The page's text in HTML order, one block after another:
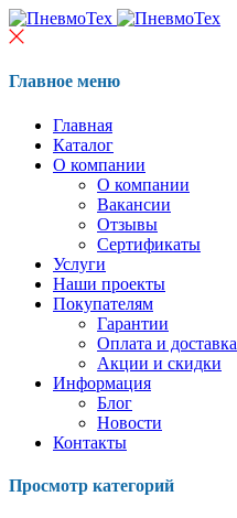
Главное меню
Главная
Каталог
О компании
О компании
Вакансии
Отзывы
Сертификаты
Услуги
Наши проекты
Покупателям
Гарантии
Оплата и доставка
Акции и скидки
Информация
Блог
Новости
Контакты
Просмотр категорий